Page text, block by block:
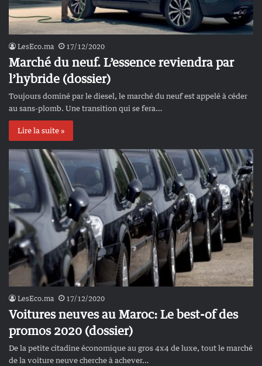
LesEco.ma 17/12/2020
Marché du neuf. L’essence reviendra par
l’hybride (dossier)
Toujours dominé par le diesel, le marché du neuf est appelé à céder
au sans-plomb. Une transition qui se fera…
Lire la suite »
LesEco.ma 17/12/2020
Voitures neuves au Maroc: Le best-of des
promos 2020 (dossier)
De la petite citadine économique au gros 4x4 de luxe, tout le marché
de la voiture neuve cherche à achever…